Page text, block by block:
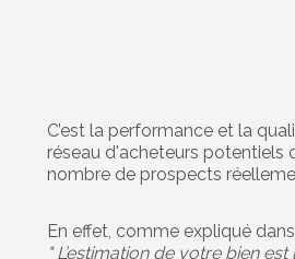
C’est la performance et la
réseau d'acheteurs potentiels
nombre de prospects
En effet, comme expliqué
" L’estimation de votre bien est